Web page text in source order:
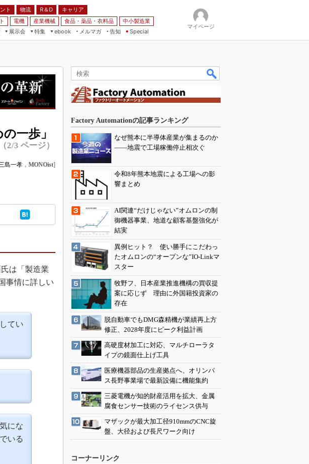
ト 物流 R＆D
キャリア
電機 産業機械 食品・薬品・衣料品
中小製造業
展示会
特集
ebook
メルマガ
告知 Special
マイページ
一歩」
（2/3 ページ）
島一孝 ， MONOist]
は「製造業
事情に詳しい
てい
にな
いる
Factory Automationの記事ランキング
なぜ熊本に半導体産業が集まるのか
――地震で工場稼働停止相次ぐ
令和8年熊本地震による工場への影
響まとめ
AI関連“だけじゃない”オムロンの制
御機器事業、地道な顧客基盤強化が
結実
異例ヒット？ 使い勝手にこだわっ
たオムロンの“オープンな”IO-Linkマ
スター
牧野フ、日本産業推進機構の買収提
案に応じず 理由に外国籍投資家の
存在
脱自動車でもDMG森精機が業績再上方
修正、2028年度にピーク利益計画
高硬度材加工に対応、マルチローラタ
イプの鏡面仕上げ工具
医療機器部品の生産拠点へ、オリンパ
ス長野事業場で最新設備に機能集約
三菱電機が知的財産活用を拡大、金属
腐食センサー技術のライセンス供与
マザックが最大加工径910mmのCNC旋
盤、大径および長尺ワーク向け
コーナーリンク